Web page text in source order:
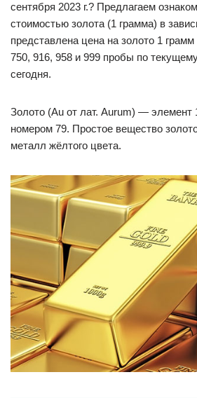
сентября 2023 г.? Предлагаем
стоимостью золота (1 грамма) в
представлена цена на золото 1
750, 916, 958 и 999 пробы по
сегодня.
Золото (Au от лат. Aurum) — элемент
номером 79. Простое вещество
металл жёлтого цвета.